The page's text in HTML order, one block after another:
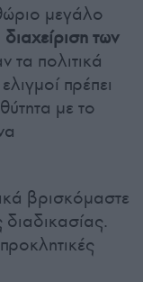
μεγάλο
διαχείριση των
τα πολιτικά
πρέπει
με το
βρισκόμαστε
διαδικασίας.